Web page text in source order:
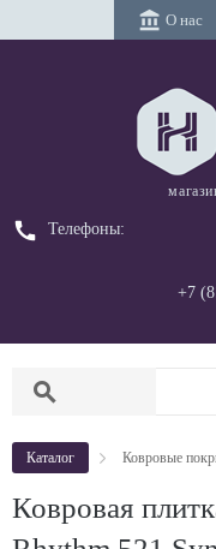
account_balance О нас
call
Телефоны:
+7
search
Каталог Ковровые
Ковровая